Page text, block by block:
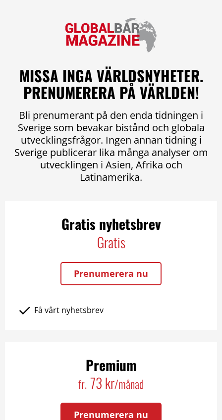
MISSA INGA VÄRLDSNYHETER.
PRENUMERERA PÅ VÄRLDEN!
Bli prenumerant på den enda tidningen i
Sverige som bevakar bistånd och globala
utvecklingsfrågor. Ingen annan tidning i
Sverige publicerar lika många analyser om
utvecklingen i Asien, Afrika och
Latinamerika.
Gratis nyhetsbrev
Gratis
Prenumerera nu
Få vårt nyhetsbrev
Premium
fr. 73 kr/månad
Prenumerera nu